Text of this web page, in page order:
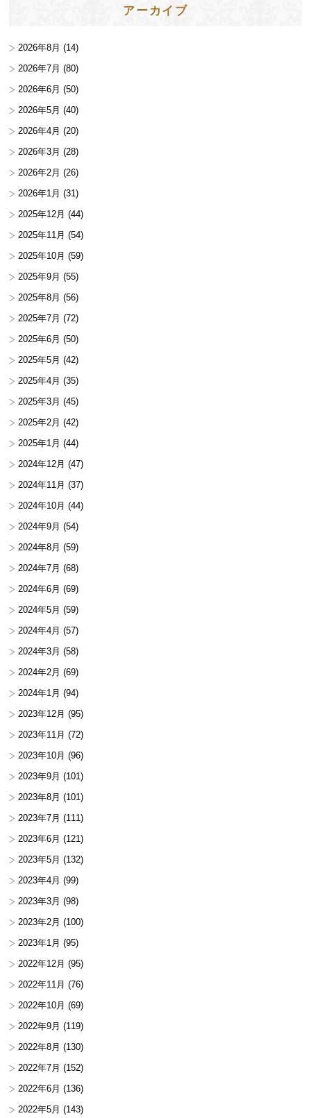
アーカイブ
2026年8月 (14)
2026年7月 (80)
2026年6月 (50)
2026年5月 (40)
2026年4月 (20)
2026年3月 (28)
2026年2月 (26)
2026年1月 (31)
2025年12月 (44)
2025年11月 (54)
2025年10月 (59)
2025年9月 (55)
2025年8月 (56)
2025年7月 (72)
2025年6月 (50)
2025年5月 (42)
2025年4月 (35)
2025年3月 (45)
2025年2月 (42)
2025年1月 (44)
2024年12月 (47)
2024年11月 (37)
2024年10月 (44)
2024年9月 (54)
2024年8月 (59)
2024年7月 (68)
2024年6月 (69)
2024年5月 (59)
2024年4月 (57)
2024年3月 (58)
2024年2月 (69)
2024年1月 (94)
2023年12月 (95)
2023年11月 (72)
2023年10月 (96)
2023年9月 (101)
2023年8月 (101)
2023年7月 (111)
2023年6月 (121)
2023年5月 (132)
2023年4月 (99)
2023年3月 (98)
2023年2月 (100)
2023年1月 (95)
2022年12月 (95)
2022年11月 (76)
2022年10月 (69)
2022年9月 (119)
2022年8月 (130)
2022年7月 (152)
2022年6月 (136)
2022年5月 (143)